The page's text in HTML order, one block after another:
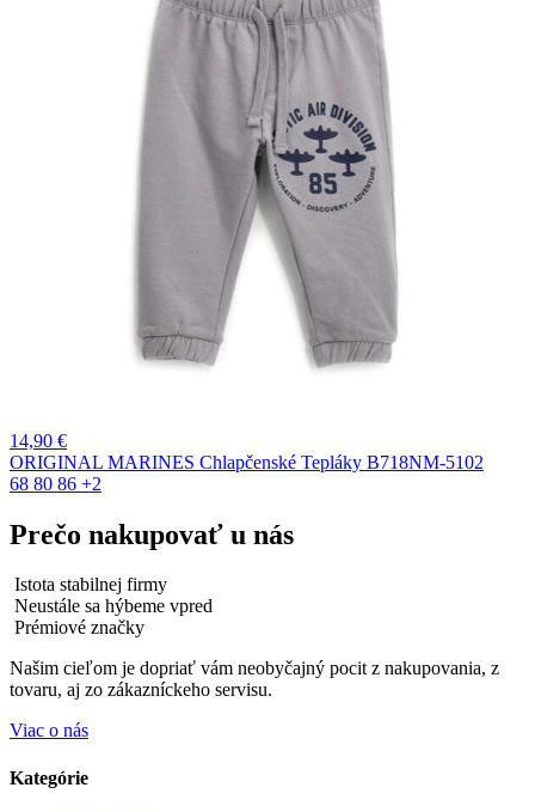
14,90 €
ORIGINAL MARINES Chlapčenské Tepláky B718NM-5102
68 80 86 +2
Prečo nakupovať u nás
Istota stabilnej firmy
Neustále sa hýbeme vpred
Prémiové značky
Našim cieľom je dopriať vám neobyčajný pocit z nakupovania, z
tovaru, aj zo zákazníckeho servisu.
Viac o nás
Kategórie